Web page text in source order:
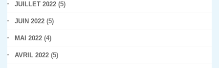
JUILLET 2022 (5)
JUIN 2022 (5)
MAI 2022 (4)
AVRIL 2022 (5)